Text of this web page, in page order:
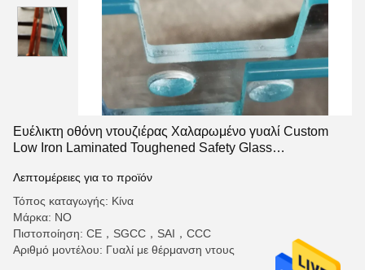
Ευέλικτη οθόνη ντουζιέρας Χαλαρωμένο γυαλί Custom
Low Iron Laminated Toughened Safety Glass
Λεπτομέρειες για το προϊόν
Τόπος καταγωγής: Κίνα
Μάρκα: NO
Πιστοποίηση: CE，SGCC，SAI，CCC
Αριθμό μοντέλου: Γυαλί με θέρμανση ντους